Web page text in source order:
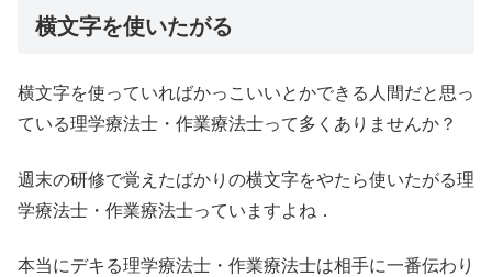
横文字を使いたがる
横文字を使っていればかっこいいとかできる人間だと思っ
ている理学療法士・作業療法士って多くありませんか？
週末の研修で覚えたばかりの横文字をやたら使いたがる理
学療法士・作業療法士っていますよね．
本当にデキる理学療法士・作業療法士は相手に一番伝わり